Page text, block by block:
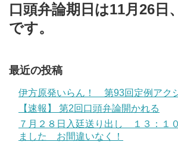
口頭弁論期日は11月26日
です。
最近の投稿
伊方原発いらん！ 第93回定例アク
【速報】 第2回口頭弁論開かれる
７月２８日入廷送り出し １３：１
ました お間違いなく！